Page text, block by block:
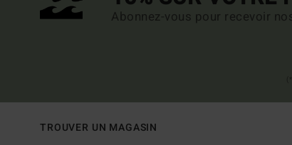
Abonnez-vous pour recevoir
TROUVER UN MAGASIN